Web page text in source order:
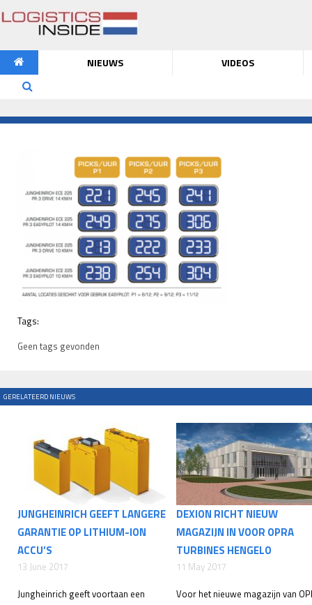
NIEUWS VIDEOS
Tags:
Geen tags gevonden
GERELATEERD NIEUWS
JUNGHEINRICH GEEFT LANGERE
GARANTIE OP LITHIUM-ION
ACCU’S
13 June 2017
Jungheinrich geeft voortaan een
DEXION RICHT NIEUW
MAGAZIJN IN VOOR OPRA
TURBINES HENGELO
11 May 2017
Voor het nieuwe magazijn van